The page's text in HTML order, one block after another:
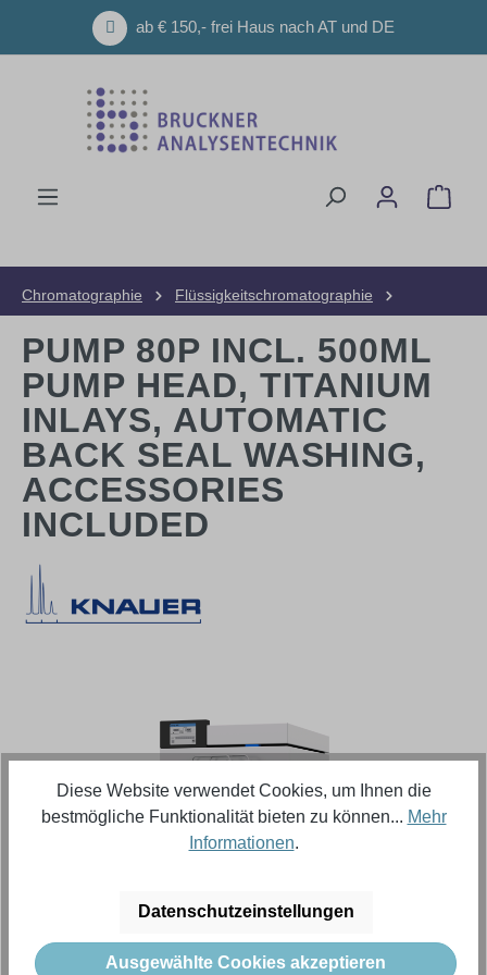
Zum Hauptinhalt springenab € 150,- frei Haus nach AT und DE
Chromatographie
Flüssigkeitschromatographie
PUMP 80P INCL. 500ML
PUMP HEAD, TITANIUM
INLAYS, AUTOMATIC
BACK SEAL WASHING,
ACCESSORIES
INCLUDED
16.758,18 €
Diese Website verwendet Cookies, um Ihnen die
bestmögliche Funktionalität bieten zu können... Mehr
Informationen.
Datenschutzeinstellungen
Ausgewählte Cookies akzeptieren